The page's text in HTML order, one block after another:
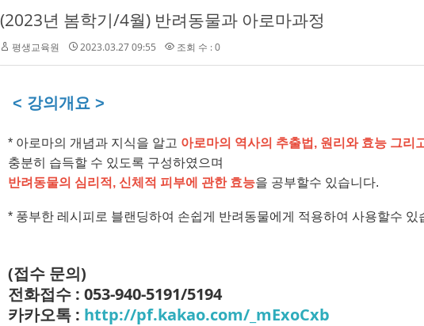
(2023년 봄학기/4월) 반려동물과 아로마과정
평생교육원 2023.03.27 09:55 조회 수 : 0
< 강의개요 >
* 아로마의 개념과 지식을 알고 아로마의 역사의 추출법 , 원리와 효능 그리
충분히 습득할 수 있도록 구성하였으며
반려동물의 심리적 , 신체적 피부에 관한 효능을 공부할수 있습니다.
* 풍부한 레시피로 블랜딩하여 손쉽게 반려동물에게 적용하여 사용할수 있
(접수 문의)
전화접수 : 053-940-5191/5194
카카오톡 : http://pf.kakao.com/_mExoCxb